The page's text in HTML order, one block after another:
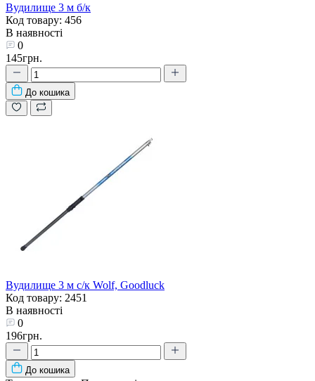
Вудилище 3 м б/к
Код товару: 456
В наявності
0
145грн.
До кошика
Вудилище 3 м с/к Wolf, Goodluck
Код товару: 2451
В наявності
0
196грн.
До кошика